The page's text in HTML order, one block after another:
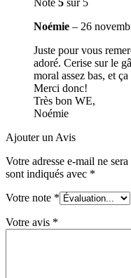
Note 5 sur 5
Noémie – 26
Juste pour vous
adoré. Cerise sur le
moral assez bas, et
Merci donc!
Très bon WE,
Noémie
Ajouter un Avis
Votre adresse e-mail ne
sont indiqués avec *
Votre note *
Votre avis *